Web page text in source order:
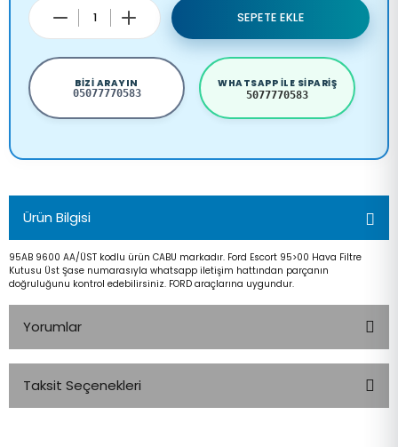
SEPETE EKLE
BIZI ARAYIN
05077770583
WHATSAPP ILE SIPARIŞ
5077770583
Ürün Bilgisi
95AB 9600 AA/ÜST kodlu ürün CABU markadır. Ford Escort 95>00 Hava Filtre
Kutusu Üst Şase numarasıyla whatsapp iletişim hattından parçanın
doğruluğunu kontrol edebilirsiniz. FORD araçlarına uygundur.
Yorumlar
Taksit Seçenekleri